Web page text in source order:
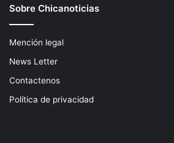
Sobre Chicanoticias
Mención legal
News Letter
Contactenos
Política de privacidad